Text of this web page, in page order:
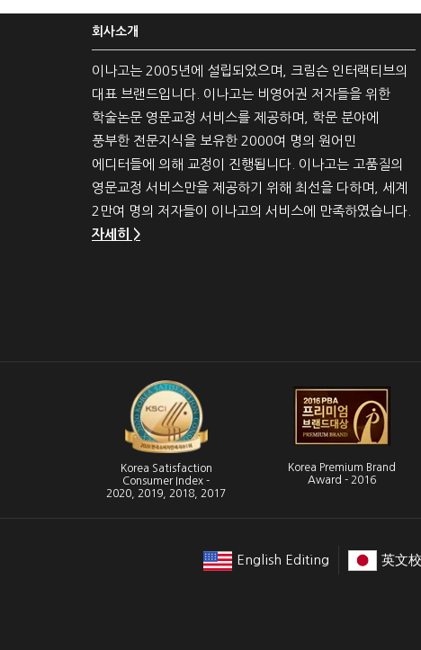
회사소개
이나고는 2005년에 설립되었으며, 크림슨 인터랙티브의
대표 브랜드입니다. 이나고는 비영어권 저자들을 위한
학술논문 영문교정 서비스를 제공하며, 학문 분야에
풍부한 전문지식을 보유한 2000여 명의 원어민
에디터들에 의해 교정이 진행됩니다. 이나고는 고품질의
영문교정 서비스만을 제공하기 위해 최선을 다하며, 세계
2만여 명의 저자들이 이나고의 서비스에 만족하였습니다.
자세히 >
Korea Satisfaction
Consumer Index -
2020, 2019, 2018, 2017
Korea Premium Brand
Award - 2016
English Editing 英文